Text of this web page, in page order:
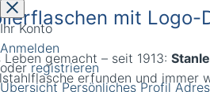
Ihr Konto
Anmelden
oderregistrieren
ÜbersichtPersönliches Profil
mit Logo-
Leben gemacht – seit 1913:
erfunden und immer